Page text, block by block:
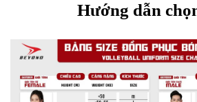
Hướng dẫn